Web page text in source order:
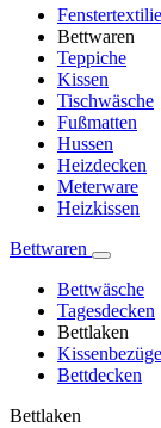
Bettwaren
Teppiche
Kissen
Tischwäsche
Fußmatten
Hussen
Heizdecken
Meterware
Heizkissen
Bettwaren
Bettwäsche
Tagesdecken
Bettlaken
Kissenbezüge
Bettdecken
Bettlaken